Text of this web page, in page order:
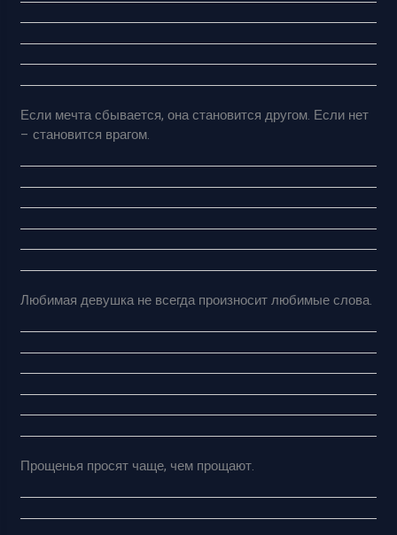
Если мечта сбывается, она становится другом. Если нет
– становится врагом.
Любимая девушка не всегда произносит любимые слова.
Прощенья просят чаще, чем прощают.